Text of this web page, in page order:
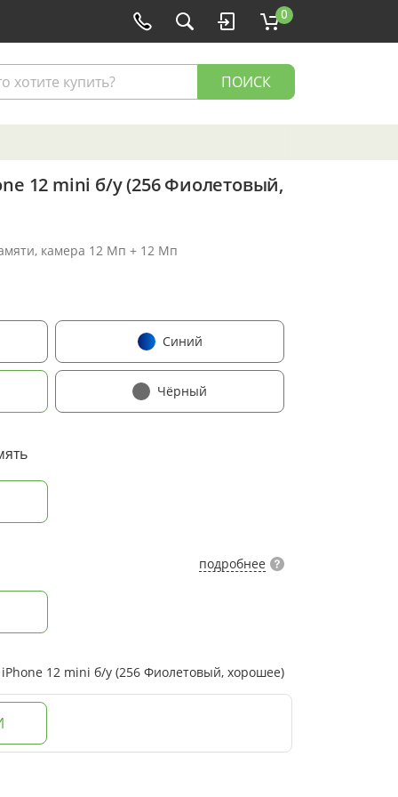
0
ПОИСК
12 mini б/у (256 Фиолетовый,
камера 12 Мп + 12 Мп
Синий
Чёрный
подробнее
12 mini б/у (256 Фиолетовый, хорошее)